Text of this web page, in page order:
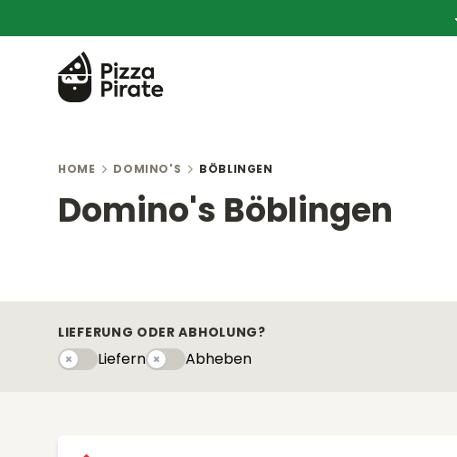
HOME DOMINO'S BÖBLINGEN
Domino's Böblingen
LIEFERUNG ODER ABHOLUNG?
LiefernLiefernAbhebeny
Abheben